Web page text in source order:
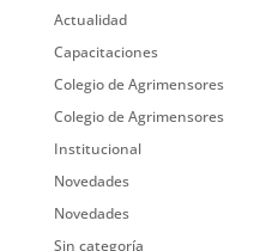
Actualidad
Capacitaciones
Colegio de Agrimensores
Colegio de Agrimensores
Institucional
Novedades
Novedades
Sin categoría